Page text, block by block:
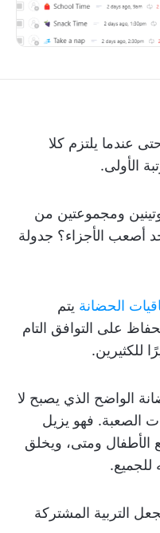
عندما يلتزم كلا
الأولى.
ومجموعتين من
أصعب الأجزاء؟ جدولة
يتم
على التوافق التام
للكثيرين.
الواضح الذي يصبح لا
الصعبة. فهو يزيل
ومتى، ويخلق
للجميع.
التربية المشتركة